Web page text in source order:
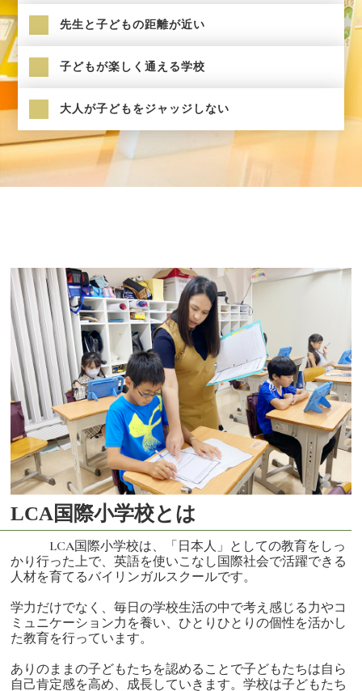
先生と子どもの距離が近い
子どもが楽しく通える学校
大人が子どもをジャッジしない
LCA国際小学校とは
LCA国際小学校は、「日本人」としての教育をしっ
かり行った上で、英語を使いこなし国際社会で活躍できる
人材を育てるバイリンガルスクールです。
学力だけでなく、毎日の学校生活の中で考え感じる力やコ
ミュニケーション力を養い、ひとりひとりの個性を活かし
た教育を行っています。
ありのままの子どもたちを認めることで子どもたちは自ら
自己肯定感を高め、成長していきます。学校は子どもたち